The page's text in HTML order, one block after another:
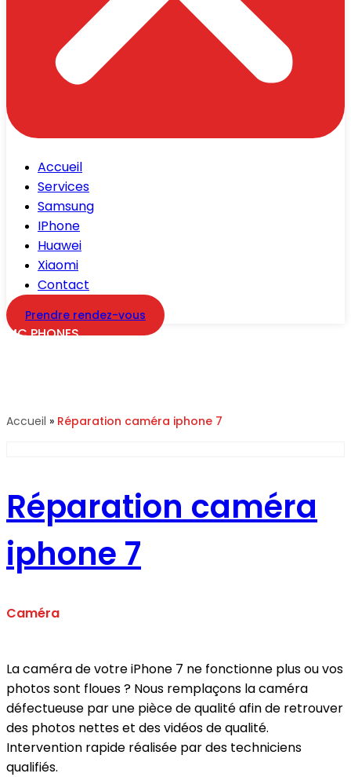
Accueil
Services
Samsung
IPhone
Huawei
Xiaomi
Contact
Prendre rendez-vous
MC PHONES
Accueil » Réparation caméra iphone 7
Réparation caméra
iphone 7
Caméra
La caméra de votre iPhone 7 ne fonctionne plus ou vos
photos sont floues ? Nous remplaçons la caméra
défectueuse par une pièce de qualité afin de retrouver
des photos nettes et des vidéos de qualité.
Intervention rapide réalisée par des techniciens
qualifiés.